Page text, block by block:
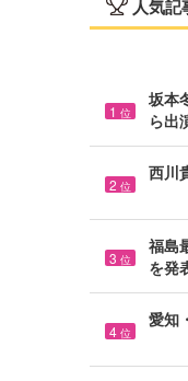
人気記
1 位
坂本
ら出
2 位
西川
3 位
福島
を発
4 位
愛知